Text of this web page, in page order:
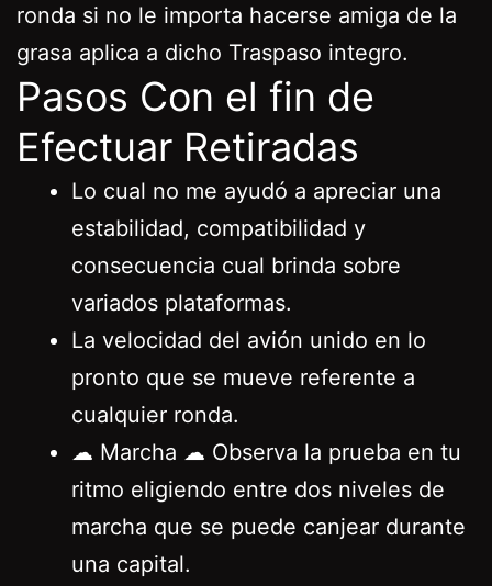
ronda si no le importa hacerse amiga de la
grasa aplica a dicho Traspaso integro.
Pasos Con el fin de
Efectuar Retiradas
Lo cual no me ayudó a apreciar una
estabilidad, compatibilidad y
consecuencia cual brinda sobre
variados plataformas.
La velocidad del avión unido en lo
pronto que se mueve referente a
cualquier ronda.
☁ Marcha ☁ Observa la prueba en tu
ritmo eligiendo entre dos niveles de
marcha que se puede canjear durante
una capital.